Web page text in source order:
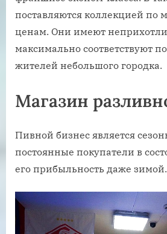
поставляются коллекцией
ценам. Они имеют
максимально соответствуют
жителей небольшого городка.
Магазин
Пивной бизнес является
постоянные покупатели в
его прибыльность даже зимой.